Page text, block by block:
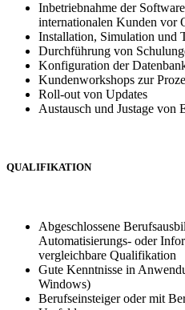
Inbetriebnahme der
internationalen Kunden vor
Installation, Simulation und
Durchführung von
Konfiguration der
Kundenworkshops zur
Roll-out von Updates
Austausch und Justage von
QUALIFIKATION
Abgeschlossene
Automatisierungs- oder
vergleichbare Qualifikation
Gute Kenntnisse in
Windows)
Berufseinsteiger oder mit